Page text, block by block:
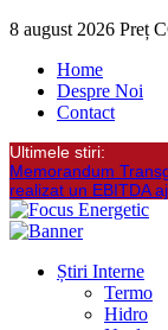
8 august 2026 Preț
Home
Despre Noi
Contact
Ultimele stiri:
Memorandum
realizat un EBITDA
Știri Interne
Termo
Hidro